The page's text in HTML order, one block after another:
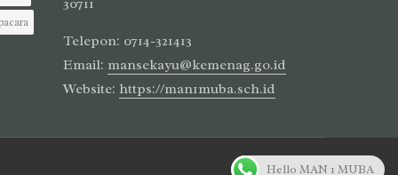
30711
Telepon: 0714-321413
Email: mansekayu@kemenag.go.id
Website: https://man1muba.sch.id
Hello MAN 1 MUBA